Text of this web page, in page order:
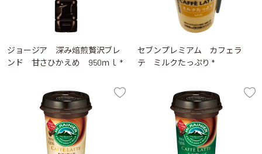
ジョージア 深み焙煎贅沢ブレ
ンド 甘さひかえめ 950ｍｌ *
セブンプレミアム カフェラ
テ ミルクたっぷり *